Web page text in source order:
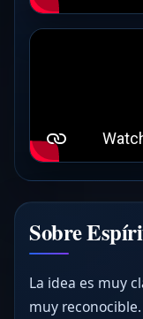
Sobre
La idea es muy
muy